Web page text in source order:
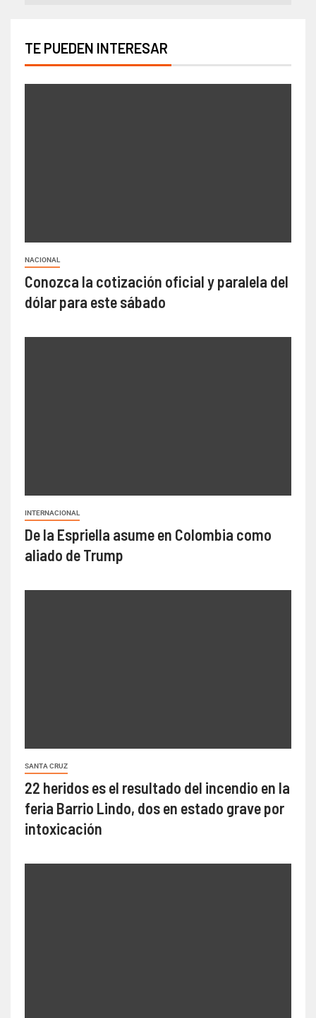
TE PUEDEN INTERESAR
NACIONAL
Conozca la cotización oficial y paralela del
dólar para este sábado
INTERNACIONAL
De la Espriella asume en Colombia como
aliado de Trump
SANTA CRUZ
22 heridos es el resultado del incendio en la
feria Barrio Lindo, dos en estado grave por
intoxicación